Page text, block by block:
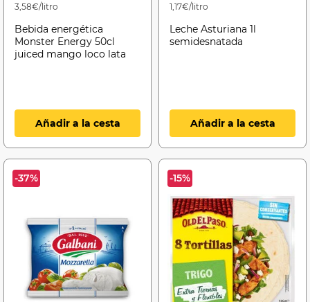
3,58€/litro
Bebida energética
Monster Energy 50cl
juiced mango loco lata
Añadir a la cesta
1,17€/litro
Leche Asturiana 1l
semidesnatada
Añadir a la cesta
-37% -15%